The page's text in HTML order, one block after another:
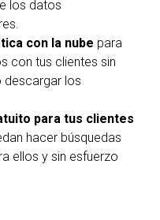
los datos
con la nube para
con tus clientes sin
descargar los
para tus clientes
hacer búsquedas
ellos y sin esfuerzo